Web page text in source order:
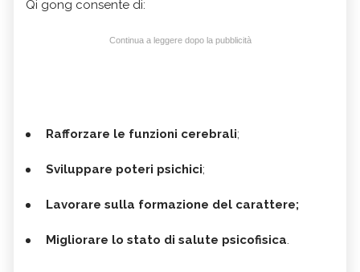
Qi gong consente di:
Continua a leggere dopo la pubblicità
Rafforzare le funzioni cerebrali;
Sviluppare poteri psichici;
Lavorare sulla formazione del carattere;
Migliorare lo stato di salute psicofisica.